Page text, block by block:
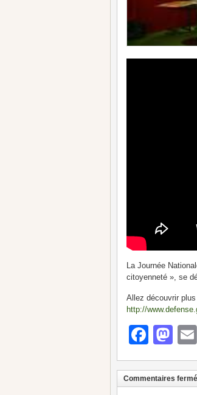
La Journée
citoyenneté », se
Allez découvrir
http://
Commentaires